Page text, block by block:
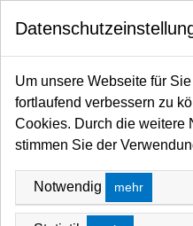
Startseite
Arme
Friction & Magic Arm
Um unsere Webseite für
fortlaufend verbessern zu
Cookies. Durch die weitere
stimmen Sie der
Notwendig mehr